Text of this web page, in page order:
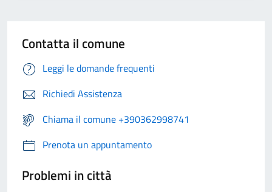
Contatta il comune
Leggi le domande frequenti
Richiedi Assistenza
Chiama il comune +390362998741
Prenota un appuntamento
Problemi in città